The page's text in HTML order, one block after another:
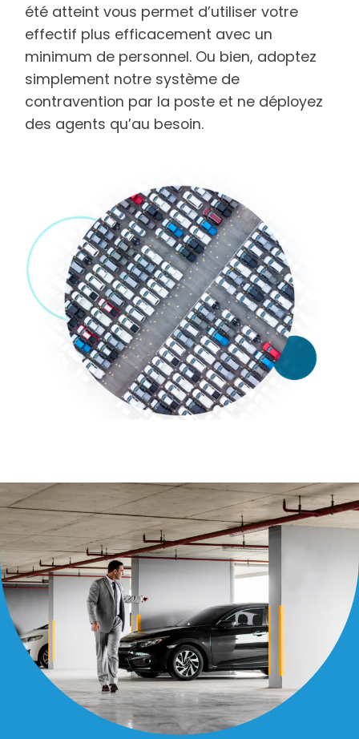
été atteint vous permet d’utiliser votre
effectif plus efficacement avec un
minimum de personnel. Ou bien, adoptez
simplement notre système de
contravention par la poste et ne déployez
des agents qu’au besoin.